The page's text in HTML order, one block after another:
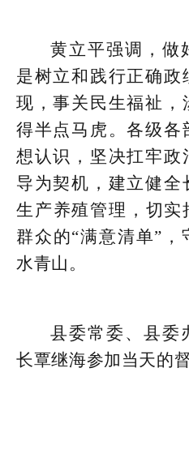
黄立平强调，做
是树立和践行正确政
现，事关民生福祉，
得半点马虎。各级各
想认识，坚决扛牢政
导为契机，建立健全
生产养殖管理，切实
群众的“满意清单”
水青山。
县委常委、县委
长覃继海参加当天的督